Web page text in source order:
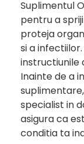
Suplimentul
pentru a
proteja
si a
instructiunile
Inainte de a
specialist in
asigura ca
conditia ta